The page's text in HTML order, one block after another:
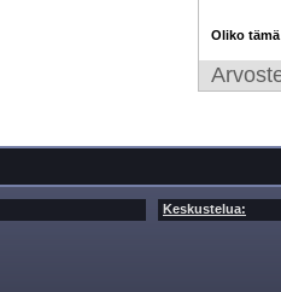
Oliko
Keskustelua: